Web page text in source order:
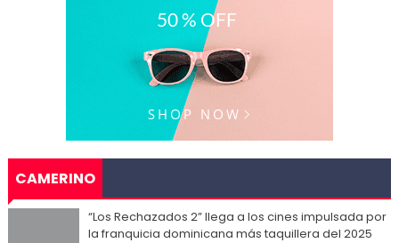
CAMERINO
“Los Rechazados 2” llega a los cines impulsada por
la franquicia dominicana más taquillera del 2025